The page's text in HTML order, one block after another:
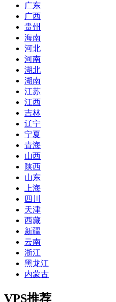
广东
广西
贵州
海南
河北
河南
湖北
湖南
江苏
江西
吉林
辽宁
宁夏
青海
山西
陕西
山东
上海
四川
天津
西藏
新疆
云南
浙江
黑龙江
内蒙古
VPS推荐